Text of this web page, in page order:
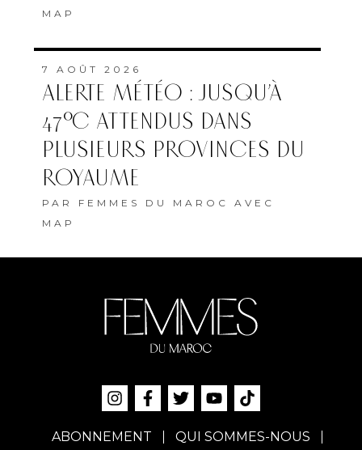
MAP
7 AOÛT 2026
ALERTE MÉTÉO : JUSQU’À
47°C ATTENDUS DANS
PLUSIEURS PROVINCES DU
ROYAUME
PAR FEMMES DU MAROC AVEC
MAP
ABONNEMENT QUI SOMMES-NOUS